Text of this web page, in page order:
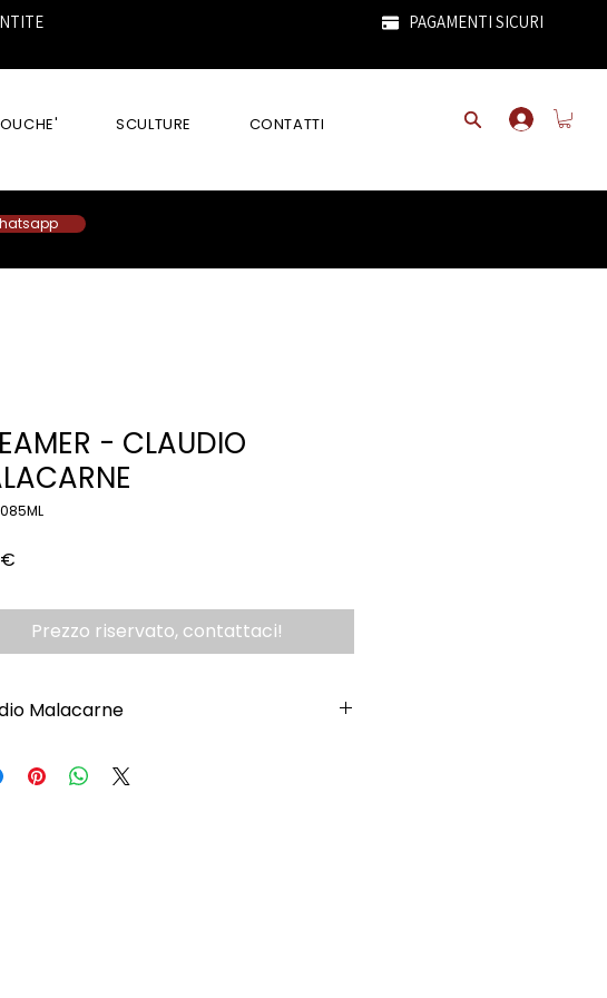
PAGAMENTI SICURI
SCULTURE CONTATTI
- CLAUDIO
Prezzo riservato, contattaci!
Malacarne